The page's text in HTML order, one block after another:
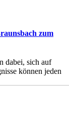
zum
dabei, sich auf
können jeden